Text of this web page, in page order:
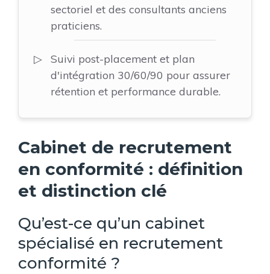
sectoriel et des consultants anciens
praticiens.
Suivi post-placement et plan
d'intégration 30/60/90 pour assurer
rétention et performance durable.
Cabinet de recrutement
en conformité : définition
et distinction clé
Qu’est-ce qu’un cabinet
spécialisé en recrutement
conformité ?